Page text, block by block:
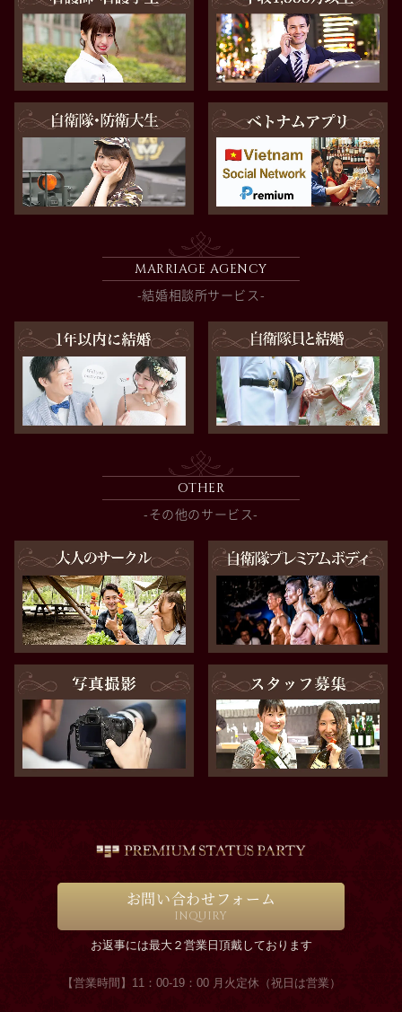
MARRIAGE AGENCY
-結婚相談所サービス-
OTHER
-その他のサービス-
お問い合わせフォーム
INQUIRY
お返事には最大２営業日頂戴しております
【営業時間】11：00-19：00 月火定休（祝日は営業）